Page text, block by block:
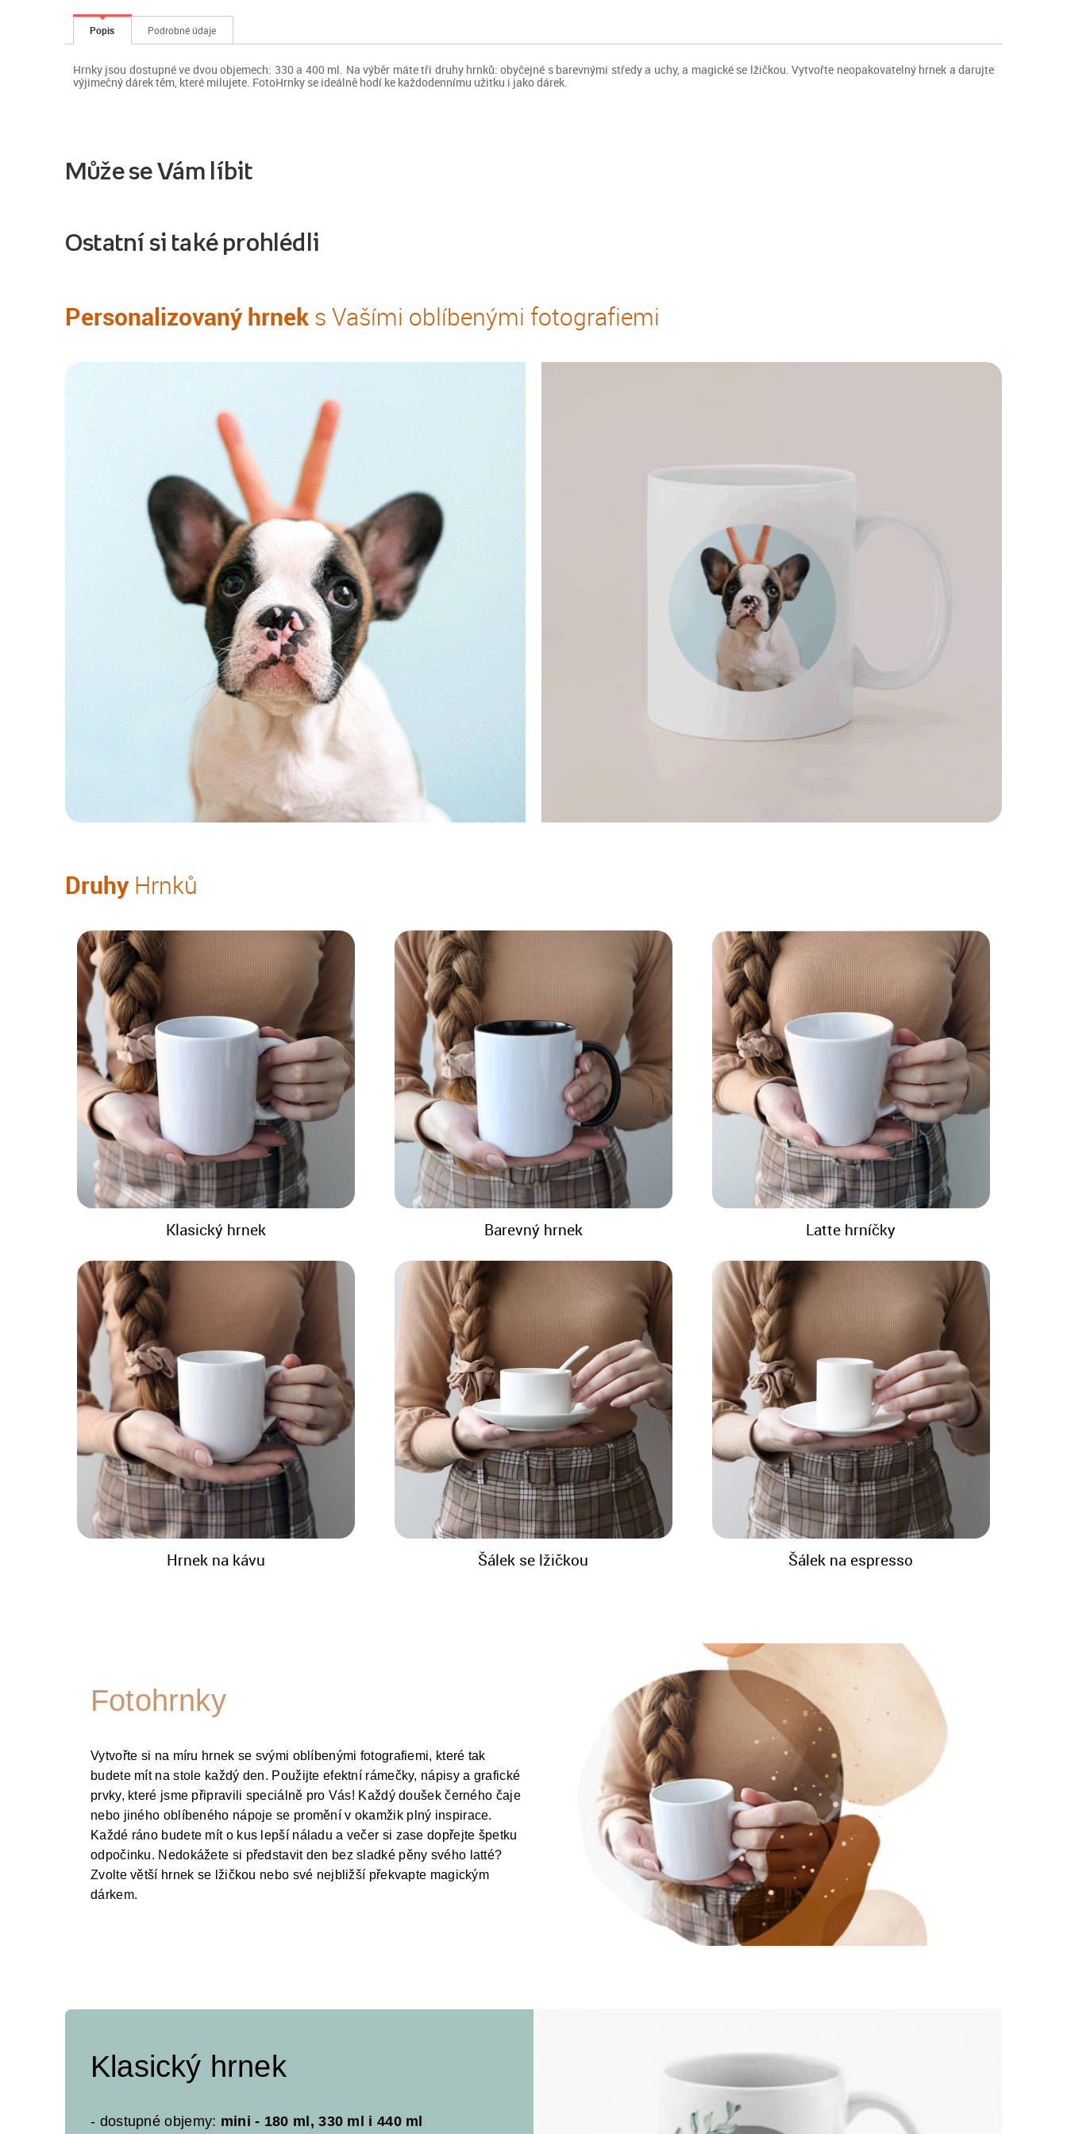
Popis Podrobné údaje
Hrnky jsou dostupné ve dvou objemech: 330 a 400 ml. Na výběr máte tři druhy hrnků: obyčejné s barevnými středy a uchy, a magické se lžičkou. Vytvořte neopakovatelný hrnek a darujte
výjimečný dárek těm, které milujete. FotoHrnky se ideálně hodí ke každodennímu užitku i jako dárek.
Může se Vám líbit
Ostatní si také prohlédli
Personalizovaný hrneks Vašími oblíbenými fotografiemi
Druhy Hrnků
Klasický hrnek
Hrnek na kávu
Barevný hrnek
Šálek se lžičkou
Latte hrníčky
Šálek na espresso
Fotohrnky
Vytvořte si na míru hrnek se svými oblíbenými fotografiemi, které tak
budete mít na stole každý den. Použijte efektní rámečky, nápisy a grafické
prvky, které jsme připravili speciálně pro Vás! Každý doušek černého čaje
nebo jiného oblíbeného nápoje se promění v okamžik plný inspirace.
Každé ráno budete mít o kus lepší náladu a večer si zase dopřejte špetku
odpočinku. Nedokážete si představit den bez sladké pěny svého latté?
Zvolte větší hrnek se lžičkou nebo své nejbližší překvapte magickým
dárkem.
Klasický hrnek
- dostupné objemy: mini - 180 ml, 330 ml i 440 ml